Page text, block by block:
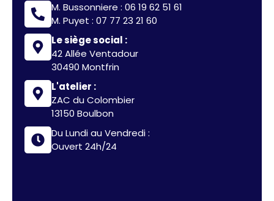
M. Bussonniere : 06 19 62 51 61
M. Puyet : 07 77 23 21 60
Le siège social :
42 Allée Ventadour
30490 Montfrin
L'atelier :
ZAC du Colombier
13150 Boulbon
Du Lundi au Vendredi :
Ouvert 24h/24